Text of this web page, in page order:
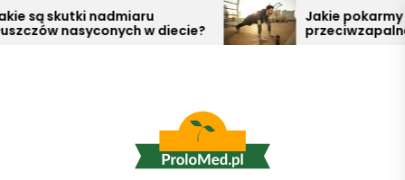
Skip
to
są skutki nadmiaru
nasyconych w diecie?
Jakie pokarmy
przeciwzapalne?